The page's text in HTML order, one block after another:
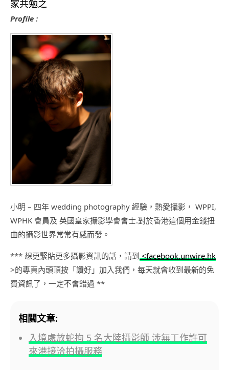
家共勉之
Profile :
小明 – 四年 wedding photography 經驗，熱愛攝影， WPPI,
WPHK 會員及 英國皇家攝影學會會士.對於香港這個用金錢扭
曲的攝影世界常常有感而發。
*** 想更緊貼更多攝影資訊的話，請到<facebook.unwire.hk
>的專頁內頭頂按「讚好」加入我們，每天就會收到最新的免
費資訊了，一定不會錯過 **
相關文章:
入境處放蛇拘 5 名大陸攝影師 涉無工作許可
來港接洽拍攝服務